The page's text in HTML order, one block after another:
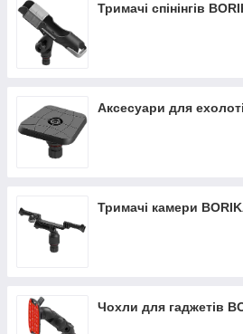
Тримачі спінінгів
Аксесуари для
Тримачі камери
Чохли для гаджетів